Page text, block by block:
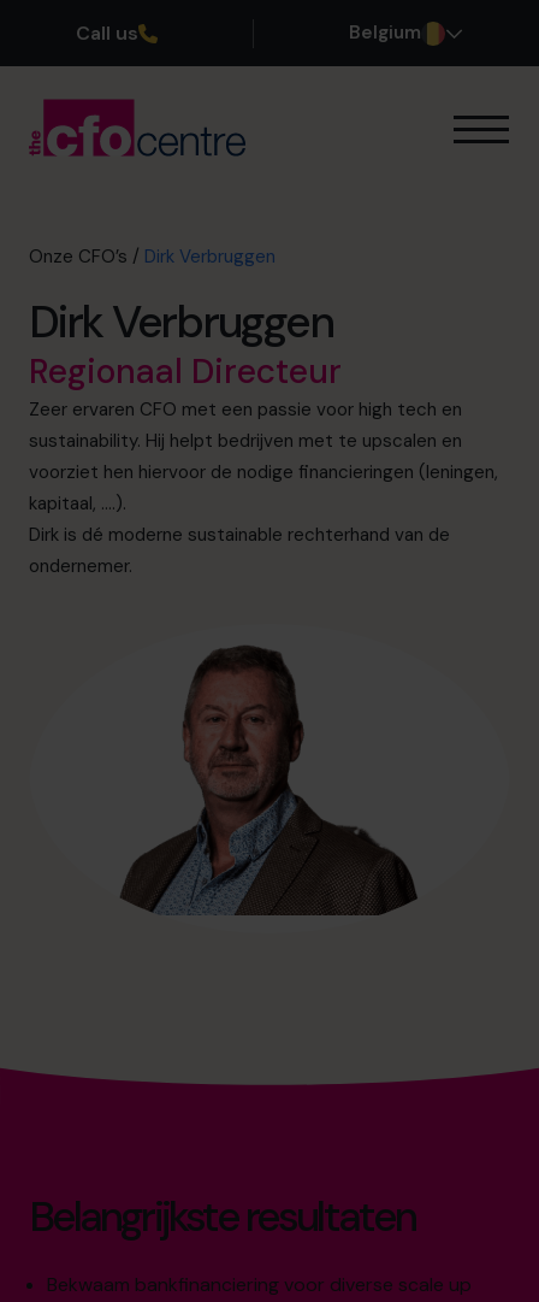
Call us Belgium
Onze CFO’s
Over ons
Word lid van ons team
Plan een kennismakingsgesprek
03 808 8767
info.be@cfocentre.com
Onze CFO’s / Dirk Verbruggen
Dirk Verbruggen
Regionaal Directeur
Zeer ervaren CFO met een passie voor high tech en
sustainability. Hij helpt bedrijven met te upscalen en
voorziet hen hiervoor de nodige financieringen (leningen,
kapitaal, ….).
Dirk is dé moderne sustainable rechterhand van de
ondernemer.
Belangrijkste resultaten
Bekwaam bankfinanciering voor diverse scale up